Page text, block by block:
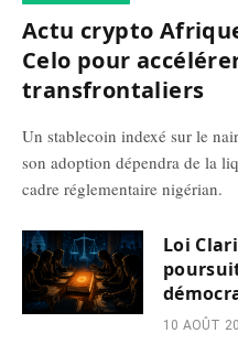
Actu crypto
Celo pour
transfrontaliers
Un stablecoin indexé sur le
son adoption dépendra de la
cadre réglementaire nigérian.
Loi
10 AOÛT